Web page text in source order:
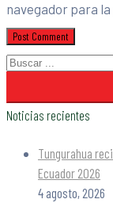
navegador para
Noticias recientes
Tungurahua
Ecuador 2026
4 agosto, 2026